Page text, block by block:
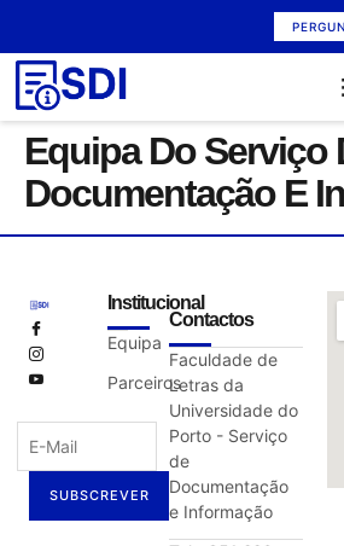
Equipa Do Serviço
Documentação E
Institucional
Equipa
Parceiros
SUBSCREVER
Contactos
Faculdade de
Letras da
Universidade do
Porto - Serviço
de
Documentação
e Informação